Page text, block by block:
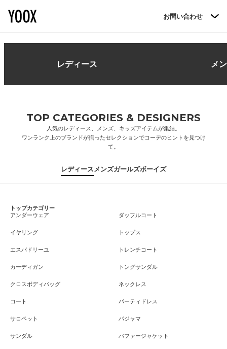
お問い合わせ
レディース メ
TOP CATEGORIES & DESIGNERS
人気のレディース、メンズ、キッズアイテムが集結。
ワンランク上のブランドが揃ったセレクションでコーデのヒントを見つけ
て。
レディース メンズガールズボーイズ
トップカテゴリー
アンダーウェア
イヤリング
エスパドリーユ
カーディガン
クロスボディバッグ
コート
サロペット
サンダル
ダッフルコート
トップス
トレンチコート
トングサンダル
ネックレス
パーティドレス
パジャマ
パファージャケット